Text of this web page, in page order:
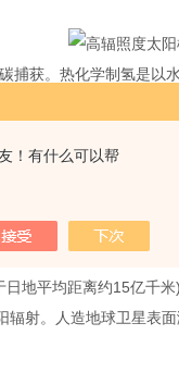
！有什么可以帮
获。热化学制氢是以
右。二氧化碳捕获同
。
平均距离约15亿千米
射。人造地球卫星表